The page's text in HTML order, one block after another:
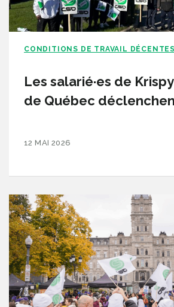
CONDITIONS DE TRAVAIL DÉCENTES
Les salarié·es de
de Québec
12 MAI 2026